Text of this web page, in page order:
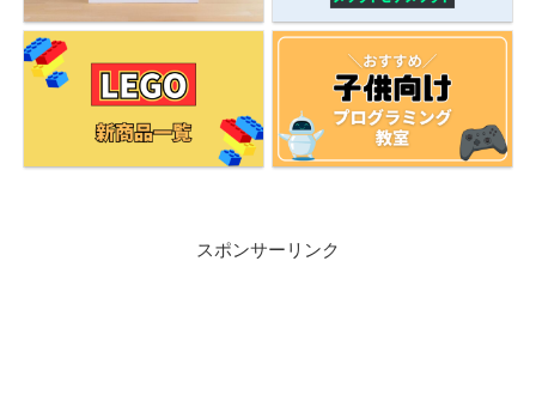
スポンサーリンク